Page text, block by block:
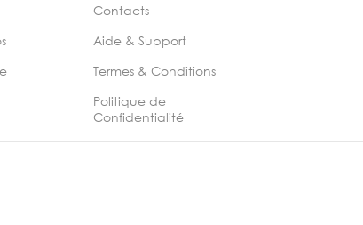
Contacts
Aide & Support
Termes & Conditions
Politique de
Confidentialité